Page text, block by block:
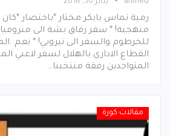
رمية تماس بابكر مختار *باختصار *كان
منهجية! * سفر رفاق بشة الى منروفيا
للخرطوم والسفر الى نيروبي! *
القطاع الاداري بالهلال لسفر لاعبي
المتواجدين رفقة منتخبنا…
مقالات كورة